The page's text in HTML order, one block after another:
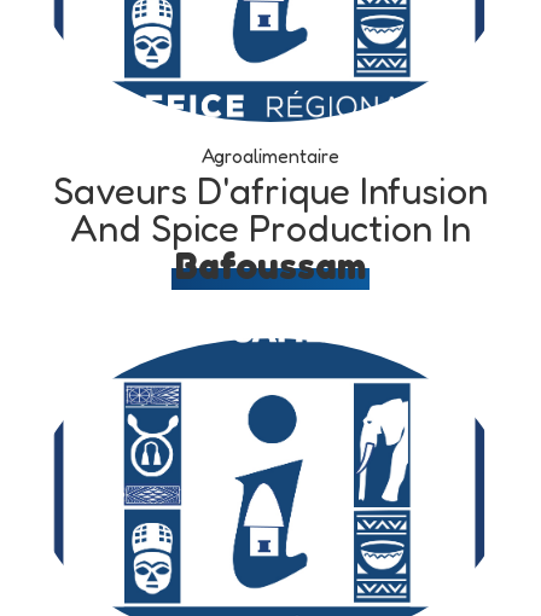
Agroalimentaire
Saveurs D'afrique Infusion
And Spice Production In
Bafoussam